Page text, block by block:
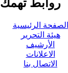
روابط تهمك
الصفحة الرئيسية
هيئة التحرير
الأرشيف
الاعلانات
الاتصال بنا